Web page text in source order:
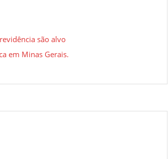
são alvo
em Minas Gerais.